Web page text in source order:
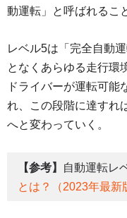
動運転」と呼ばれるこ
レベル5は「完全自動
となくあらゆる走行環
ドライバーが運転可能
れ、この段階に達すれ
へと変わっていく。
【参考】 自動運転レ
とは？（2023年最新